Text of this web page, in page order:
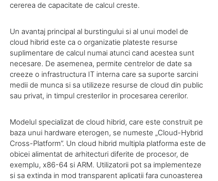
cererea de capacitate de calcul creste.
Un avantaj principal al burstingului si al unui model de
cloud hibrid este ca o organizatie plateste resurse
suplimentare de calcul numai atunci cand acestea sunt
necesare. De asemenea, permite centrelor de date sa
creeze o infrastructura IT interna care sa suporte sarcini
medii de munca si sa utilizeze resurse de cloud din public
sau privat, in timpul cresterilor in procesarea cererilor.
Modelul specializat de cloud hibrid, care este construit pe
baza unui hardware eterogen, se numeste „Cloud-Hybrid
Cross-Platform”. Un cloud hibrid multipla platforma este de
obicei alimentat de arhitecturi diferite de procesor, de
exemplu, x86-64 si ARM. Utilizatorii pot sa implementeze
si sa extinda in mod transparent aplicatii fara cunoasterea